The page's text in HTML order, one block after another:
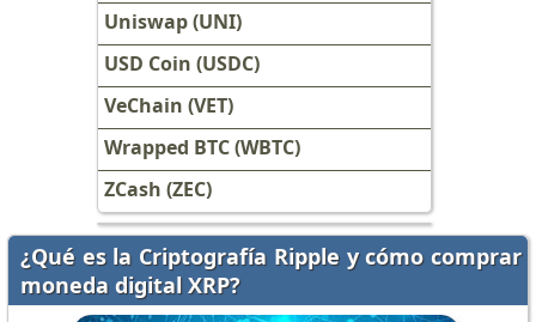
Uniswap (UNI)
USD Coin (USDC)
VeChain (VET)
Wrapped BTC (WBTC)
ZCash (ZEC)
¿Qué es la Criptografía Ripple y cómo comprar
moneda digital XRP?